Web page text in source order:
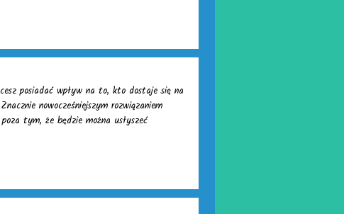
posiadać wpływ na to, kto dostaje się na
nowocześniejszym rozwiązaniem
tym, że będzie można usłyszeć